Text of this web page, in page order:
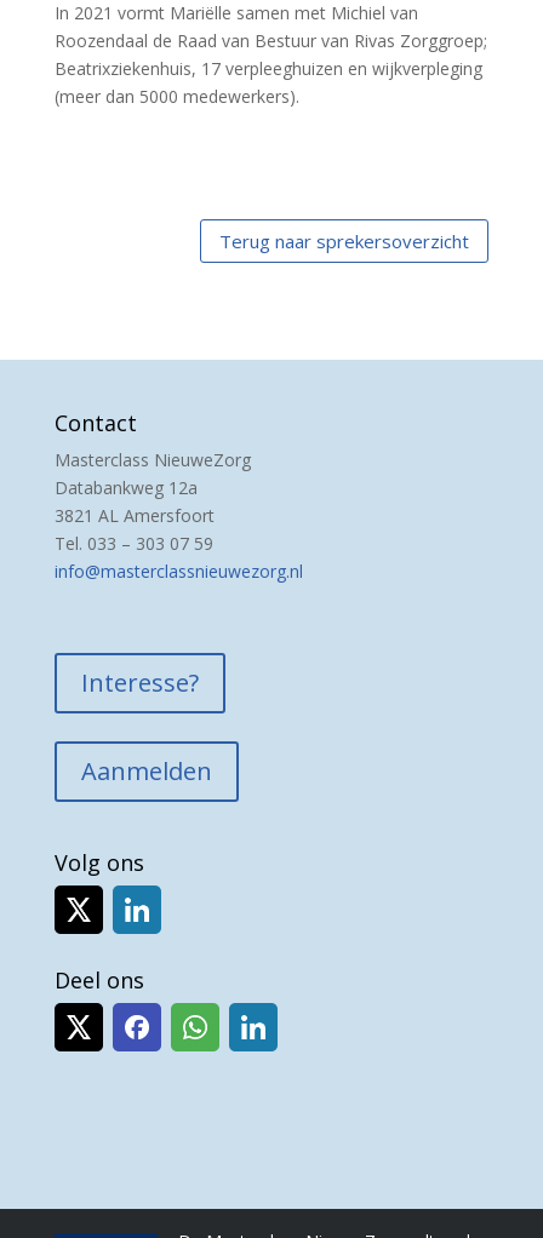
In 2021 vormt Mariëlle samen met Michiel van
Roozendaal de Raad van Bestuur van Rivas Zorggroep;
Beatrixziekenhuis, 17 verpleeghuizen en wijkverpleging
(meer dan 5000 medewerkers).
Terug naar sprekersoverzicht
Contact
Masterclass NieuweZorg
Databankweg 12a
3821 AL Amersfoort
Tel. 033 – 303 07 59
info@masterclassnieuwezorg.nl
Interesse?
Aanmelden
Volg ons
Deel ons